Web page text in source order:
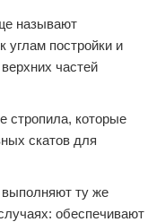
называют
углам постройки и
частей
стропила, которые
скатов для
ту же
обеспечивают